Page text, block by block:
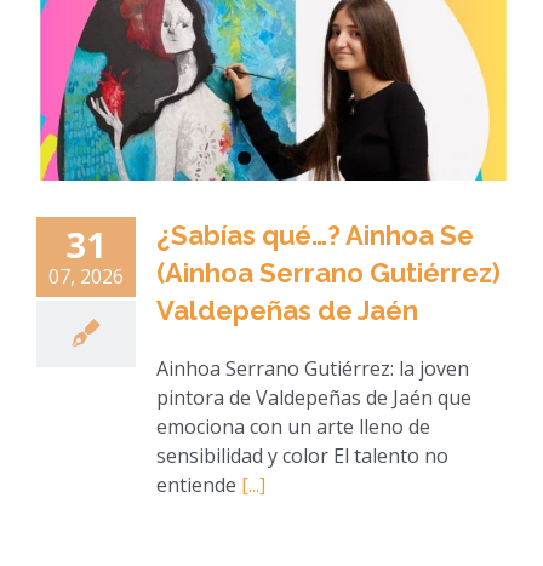
31
07, 2026
¿Sabías qué…? Ainhoa Se
(Ainhoa Serrano Gutiérrez)
Valdepeñas de Jaén
Ainhoa Serrano Gutiérrez: la joven
pintora de Valdepeñas de Jaén que
emociona con un arte lleno de
sensibilidad y color El talento no
entiende [...]